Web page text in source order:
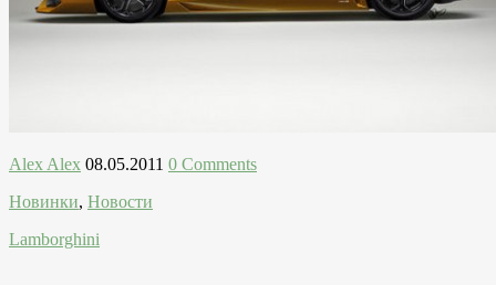
Alex Alex 08.05.2011 0 Comments
Новинки, Новости
Lamborghini